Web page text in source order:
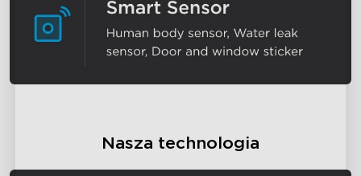
Nasza technologia